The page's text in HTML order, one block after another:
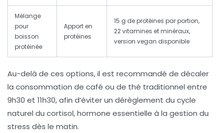
Mélange
pour
boisson
protéinée
Apport en
protéines
15 g de protéines par portion,
22 vitamines et minéraux,
version vegan disponible
Au-delà de ces options, il est recommandé de décaler
la consommation de café ou de thé traditionnel entre
9h30 et 11h30, afin d’éviter un dérèglement du cycle
naturel du cortisol, hormone essentielle à la gestion du
stress dès le matin.